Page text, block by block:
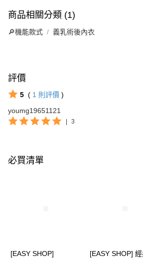
商品相關分類 (1)
🔎機能款式 義乳術後內衣
評價
5 ( 1 則評價 )
youmg19651121
3
必買清單
[EASY SHOP] [EASY SHOP]